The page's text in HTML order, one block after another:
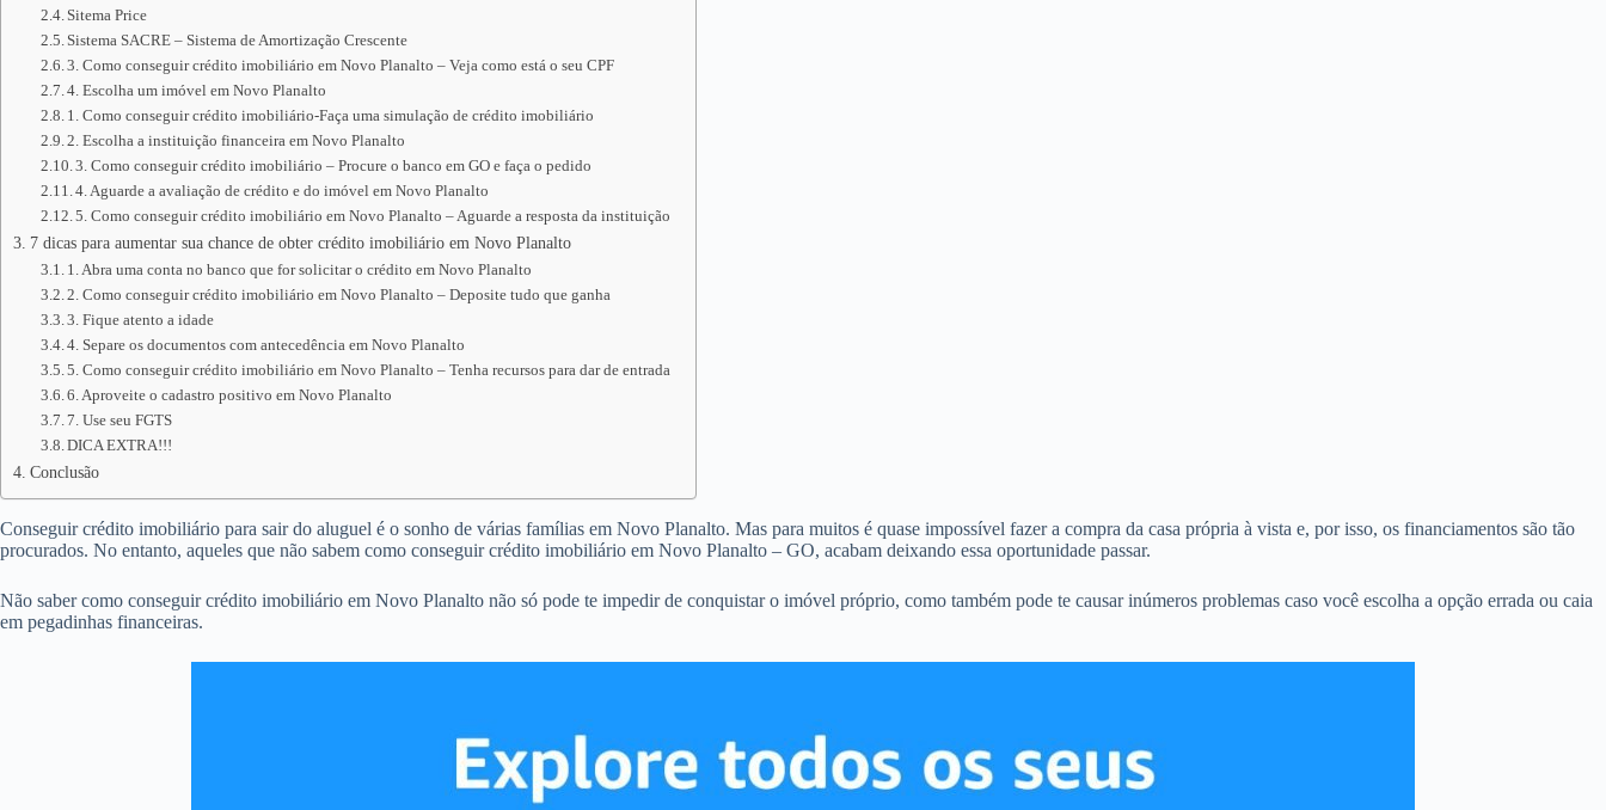
Sitema Price
Sistema SACRE – Sistema de Amortização Crescente
3. Como conseguir crédito imobiliário em Novo Planalto – Veja como está o seu CPF
4. Escolha um imóvel em Novo Planalto
1. Como conseguir crédito imobiliário-Faça uma simulação de crédito imobiliário
2. Escolha a instituição financeira em Novo Planalto
3. Como conseguir crédito imobiliário – Procure o banco em GO e faça o pedido
4. Aguarde a avaliação de crédito e do imóvel em Novo Planalto
5. Como conseguir crédito imobiliário em Novo Planalto – Aguarde a resposta da instituição
7 dicas para aumentar sua chance de obter crédito imobiliário em Novo Planalto
1. Abra uma conta no banco que for solicitar o crédito em Novo Planalto
2. Como conseguir crédito imobiliário em Novo Planalto – Deposite tudo que ganha
3. Fique atento a idade
4. Separe os documentos com antecedência em Novo Planalto
5. Como conseguir crédito imobiliário em Novo Planalto – Tenha recursos para dar de entrada
6. Aproveite o cadastro positivo em Novo Planalto
7. Use seu FGTS
DICA EXTRA!!!
Conclusão
Conseguir crédito imobiliário para sair do aluguel é o sonho de várias famílias em Novo Planalto. Mas para muitos é quase impossível fazer a compra da casa própria à vista e, por isso, os financiamentos são tão
procurados. No entanto, aqueles que não sabem como conseguir crédito imobiliário em Novo Planalto – GO, acabam deixando essa oportunidade passar.
Não saber como conseguir crédito imobiliário em Novo Planalto não só pode te impedir de conquistar o imóvel próprio, como também pode te causar inúmeros problemas caso você escolha a opção errada ou caia
em pegadinhas financeiras.